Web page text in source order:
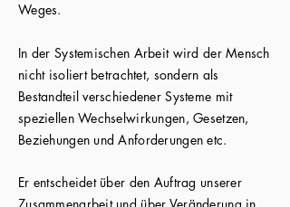
Weges.
In der Systemischen Arbeit wird der Mensch
nicht isoliert betrachtet, sondern als
Bestandteil verschiedener Systeme mit
speziellen Wechselwirkungen, Gesetzen,
Beziehungen und Anforderungen etc.
Er entscheidet über den Auftrag unserer